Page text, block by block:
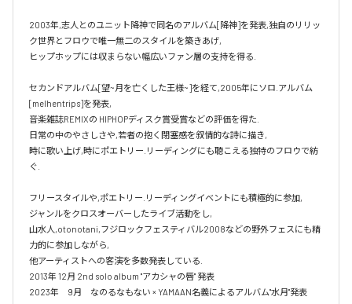
2003年,志人とのユニット降神で同名のアルバム[降神]を発表,独自のリリッ
ク世界とフロウで唯一無二のスタイルを築きあげ,
ヒップホップには収まらない幅広いファン層の支持を得る.
セカンドアルバム[望~月を亡くした王様~]を経て,2005年にソロ.アルバム
[melhentrips]を発表,
音楽雑誌REMIXの HIPHOPディスク賞受賞などの評価を得た.
日常の中のやさしさや,若者の抱く閉塞感を叙情的な詩に描き,
時に歌い上げ,時にポエトリー.リーディングにも聴こえる独特のフロウで紡
ぐ.
フリースタイルや,ポエトリー.リーディングイベントにも積極的に参加,
ジャンルをクロスオーバーしたライブ活動をし,
山水人,otonotani,フジロックフェスティバル2008などの野外フェスにも精
力的に参加しながら,
他アーティストへの客演を多数発表している.
2013年 12月 2nd solo album "アカシャの唇" 発表
2023年　9月　なのるなもない × YAMAAN名義によるアルバム"水月"発表